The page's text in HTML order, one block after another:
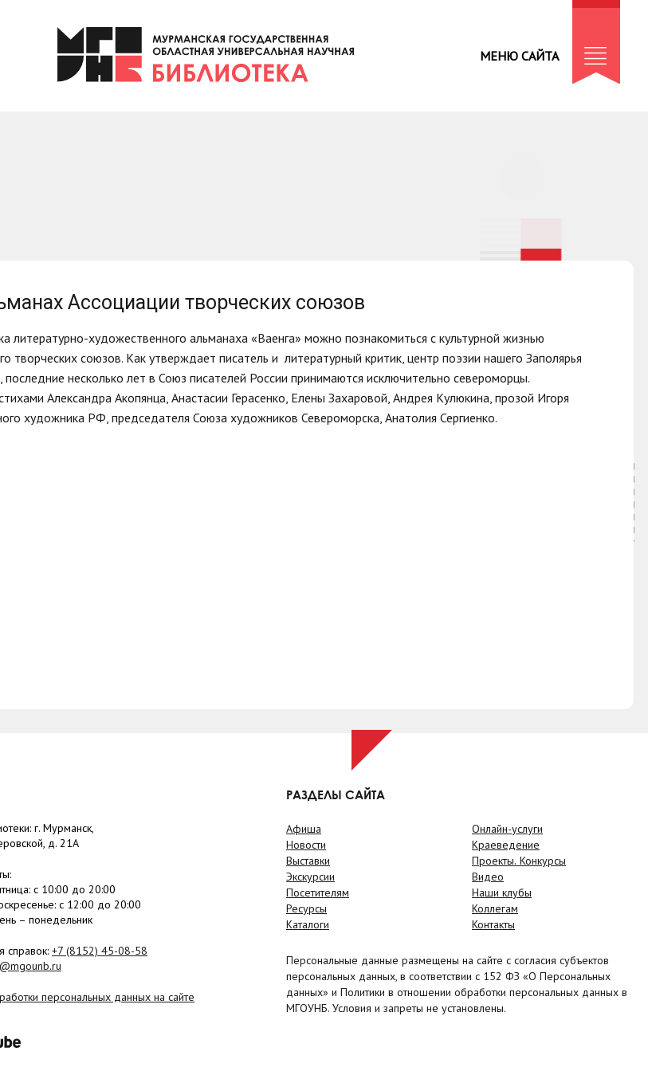
МЕНЮ САЙТА
Ассоциации творческих союзов
литературно-художественного альманаха «Ваенга» можно познакомиться с культурной жизнью
творческих союзов. Как утверждает писатель и литературный критик, центр поэзии нашего Заполярья
несколько лет в Союз писателей России принимаются исключительно североморцы.
Александра Акопянца, Анастасии Герасенко, Елены Захаровой, Андрея Кулюкина, прозой Игоря
художника РФ, председателя Союза художников Североморска, Анатолия Сергиенко.
г. Мурманск,
д. 21А
: с 10:00 до 20:00
: c 12:00 до 20:00
– понедельник
справок: +7 (8152) 45-08-58
персональных данных на сайте
РАЗДЕЛЫ САЙТА
Афиша
Новости
Выставки
Экскурсии
Посетителям
Ресурсы
Каталоги
Онлайн-услуги
Краеведение
Проекты. Конкурсы
Видео
Наши клубы
Коллегам
Контакты
Персональные данные размещены на сайте с согласия субъектов
персональных данных, в соответствии с 152 ФЗ «О Персональных
данных» и Политики в отношении обработки персональных данных в
МГОУНБ. Условия и запреты не установлены.